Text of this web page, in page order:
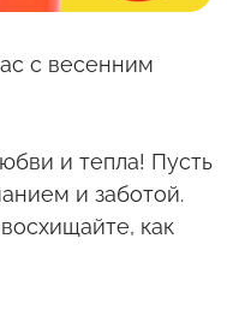
с весенним
и тепла! Пусть
и заботой.
как